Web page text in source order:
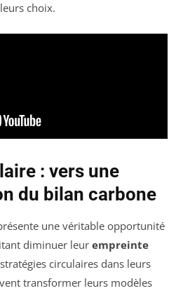
choix.
: vers une
du bilan carbone
une véritable opportunité
diminuer leur empreinte
circulaires dans leurs
transformer leurs modèles